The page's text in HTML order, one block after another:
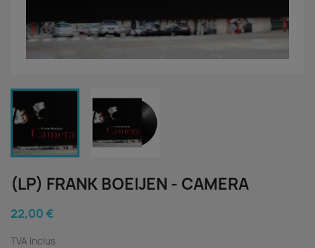
(LP) FRANK BOEIJEN - CAMERA
22,00 €
TVA Inclus